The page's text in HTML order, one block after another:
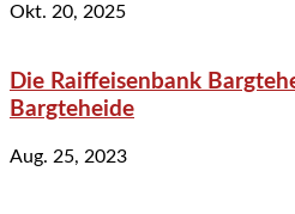
Okt. 20, 2025
Die Raiffeisenbank
Bargteheide
Aug. 25, 2023